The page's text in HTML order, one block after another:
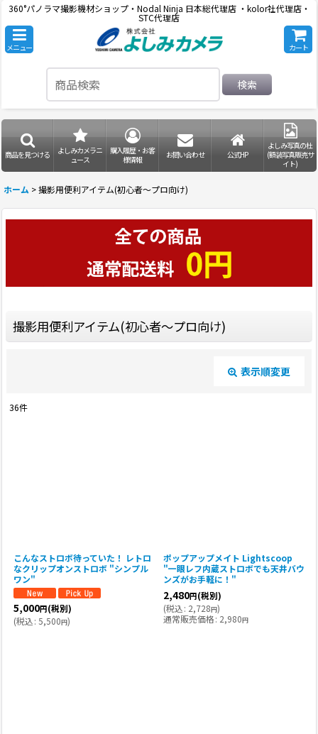
360°パノラマ撮影機材ショップ・Nodal Ninja 日本総代理店 ・kolor社代理店・
STC代理店
メニュー カート
検索
商品を見つける
よしみカメラニ
ュース
購入履歴・お客
様情報
お問い合わせ 公式HP
よしみ写真の杜
(額装写真販売サ
イト)
ホーム >撮影用便利アイテム(初心者〜プロ向け)
撮影用便利アイテム(初心者〜プロ向け)
表示順変更
閉じる
36件
こんなストロボ待っていた！ レトロ
なクリップオンストロボ "シンプル
ワン"
5,000円(税別)
(税込: 5,500円)
ポップアップメイト Lightscoop
"一眼レフ内蔵ストロボでも天井バウ
ンズがお手軽に！"
2,480円(税別)
(税込: 2,728円)
通常販売価格: 2,980円